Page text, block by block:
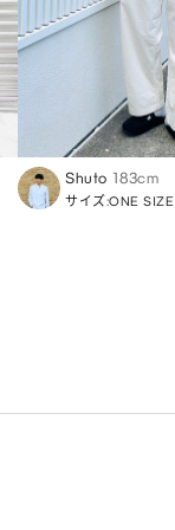
Shuto 183cm
サイズ:ONE SIZE